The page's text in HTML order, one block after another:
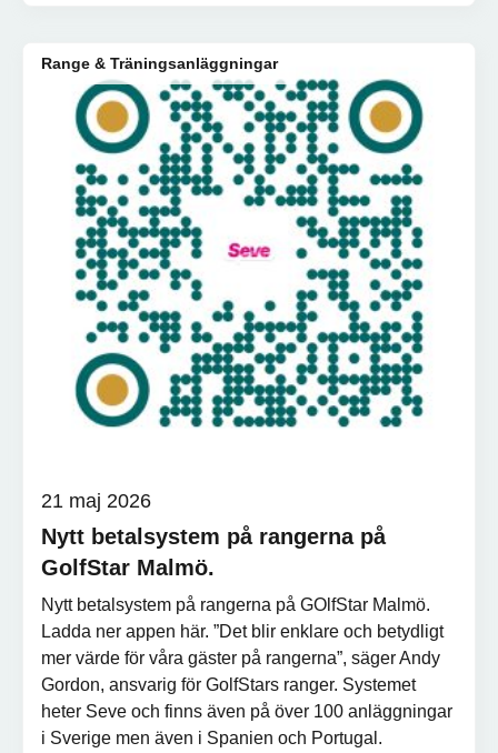
Range & Träningsanläggningar
21 maj 2026
Nytt betalsystem på rangerna på
GolfStar Malmö.
Nytt betalsystem på rangerna på GOlfStar Malmö.
Ladda ner appen här. ”Det blir enklare och betydligt
mer värde för våra gäster på rangerna”, säger Andy
Gordon, ansvarig för GolfStars ranger. Systemet
heter Seve och finns även på över 100 anläggningar
i Sverige men även i Spanien och Portugal.